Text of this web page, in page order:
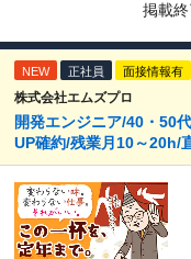
掲載終
NEW 正社員 面接情報有
株式会社エムズプロ
開発エンジニア/40・50
UP確約/残業月10～20h/